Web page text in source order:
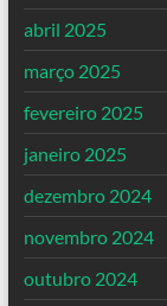
abril 2025
março 2025
fevereiro 2025
janeiro 2025
dezembro 2024
novembro 2024
outubro 2024